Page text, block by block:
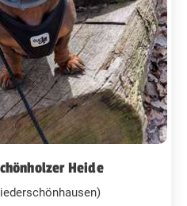
Heide